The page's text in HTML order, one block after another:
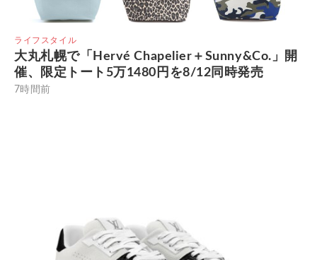
ライフスタイル
大丸札幌で「Hervé Chapelier＋Sunny&Co.」開
催、限定トート5万1480円を8/12同時発売
7時間前